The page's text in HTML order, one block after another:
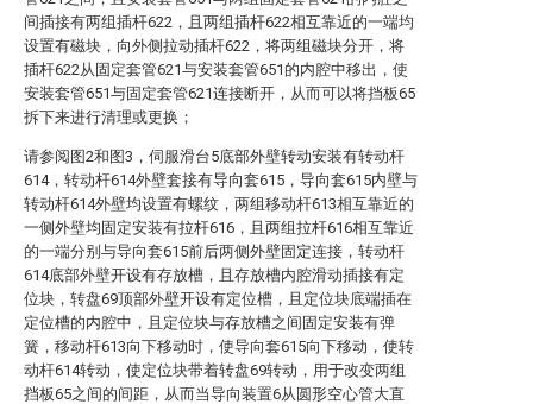
间插接有两组插杆622，且两组插杆622相互靠近的一端均
设置有磁块，向外侧拉动插杆622，将两组磁块分开，将
插杆622从固定套管621与安装套管651的内腔中移出，使
安装套管651与固定套管621连接断开，从而可以将挡板65
拆下来进行清理或更换；
请参阅图2和图3，伺服滑台5底部外壁转动安装有转动杆
614，转动杆614外壁套接有导向套615，导向套615内壁与
转动杆614外壁均设置有螺纹，两组移动杆613相互靠近的
一侧外壁均固定安装有拉杆616，且两组拉杆616相互靠近
的一端分别与导向套615前后两侧外壁固定连接，转动杆
614底部外壁开设有存放槽，且存放槽内腔滑动插接有定
位块，转盘69顶部外壁开设有定位槽，且定位块底端插在
定位槽的内腔中，且定位块与存放槽之间固定安装有弹
簧，移动杆613向下移动时，使导向套615向下移动，使转
动杆614转动，使定位块带着转盘69转动，用于改变两组
挡板65之间的间距，从而当导向装置6从圆形空心管大直